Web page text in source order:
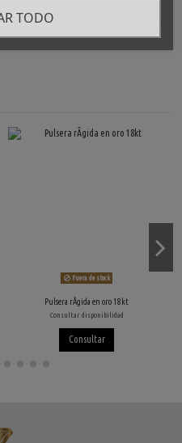
5.5cm. Grosor: 1.1cm. Peso: 54gr.
Fuera de stock
Pulsera rÃ­gida en oro 18kt
Consultar disponibilidad
Consultar
TODO